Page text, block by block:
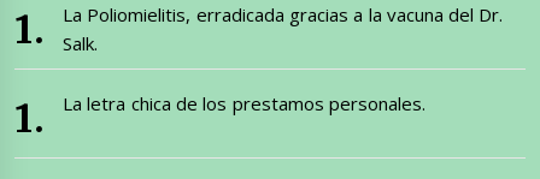
La Poliomielitis, erradicada gracias a la vacuna del Dr.
Salk.
La letra chica de los prestamos personales.